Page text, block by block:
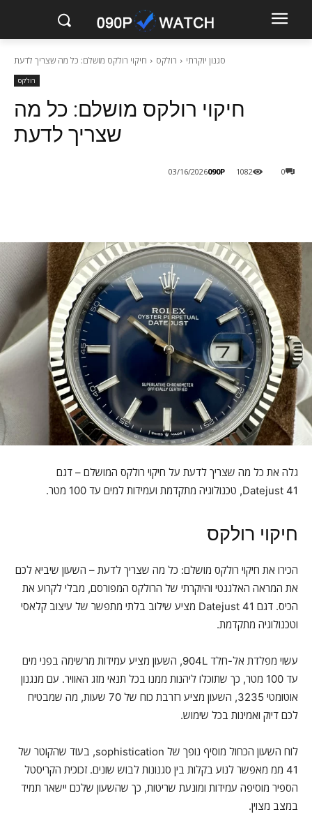
סגנון יוקרתי רולקס חיקוי רולקס מושלם: כל מה שצריך לדעת
רולקס
חיקוי רולקס מושלם: כל מה
שצריך לדעת
090P
03/16/2026 0
1082
גלה את כל מה שצריך לדעת על חיקוי רולקס המושלם – דגם
Datejust 41, טכנולוגיה מתקדמת ועמידות למים עד 100 מטר.
חיקוי רולקס
הכירו את חיקוי רולקס מושלם: כל מה שצריך לדעת – השעון שיביא לכם
את המראה האלגנטי והיוקרתי של הרולקס המפורסם, מבלי לקרוע את
הכיס. דגם Datejust 41 מציע שילוב בלתי מתפשר של עיצוב קלאסי
וטכנולוגיה מתקדמת.
עשוי מפלדת אל-חלד 904L, השעון מציע עמידות מרשימה בפני מים
עד 100 מטר, כך שתוכלו ליהנות ממנו בכל תנאי מזג האוויר. עם מנגנון
אוטומטי 3235, השעון מציע רזרבת כוח של 70 שעות, מה שמבטיח
לכם דיוק ואמינות בכל שימוש.
לוח השעון הכחול מוסיף נופך של sophistication, בעוד שהקוטר של
41 ממ מאפשר לנוע בקלות בין סגנונות לבוש שונים. זכוכית הקריסטל
הספיר מוסיפה עמידות ומונעת שריטות, כך שהשעון שלכם יישאר תמיד
במצב מצוין.